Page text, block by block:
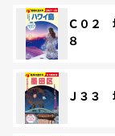
Ｃ０２
８
Ｊ３３